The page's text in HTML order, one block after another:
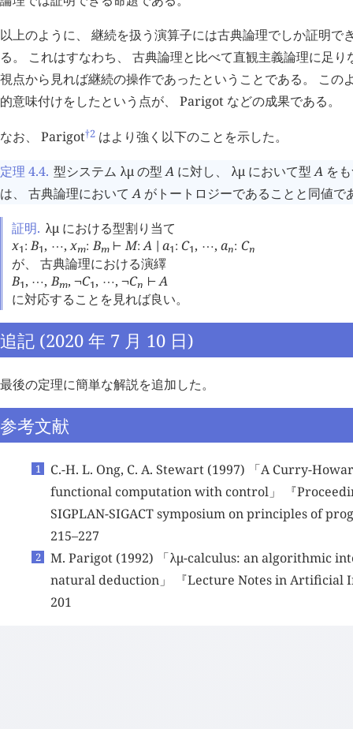
以上のように、 継続を扱う演算子には古典論理でしか証明で
る。 これはすなわち、 古典論理と比べて直観主義論理に足
視点から見れば継続の操作であったということである。 この
的意味付けをしたという点が、 Parigot などの成果である。
なお、 Parigot†2 はより強く以下のことを示した。
定理 4.4. 型システム λμの型A に対し、 λμ において型A を
は、 古典論理においてA がトートロジーであることと同値で
証明. λμ における型割り当て
x1: B1, ⋯, xm: Bm ⊢ M: A a1: C1, ⋯, an: Cn
が、 古典論理における演繹
B1, ⋯, Bm, ¬C1, ⋯, ¬Cn ⊢ A
に対応することを見れば良い。
追記 (2020 年 7 月 10 日)
最後の定理に簡単な解説を追加した。
参考文献
C.-H. L. Ong, C. A. Stewart (1997) 「A Curry-
functional computation with control」 『
SIGPLAN-SIGACT symposium on principles of
215–227
M. Parigot (1992) 「λμ-calculus: an algorithmic
natural deduction」 『Lecture Notes in Artificial
201